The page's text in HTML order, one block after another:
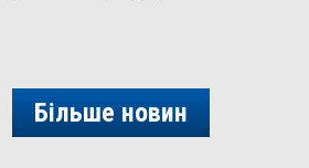
Більше новин